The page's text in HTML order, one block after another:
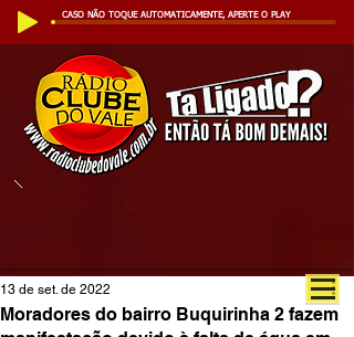
CASO NÃO TOQUE AUTOMATICAMENTE, APERTE O PLAY
Moradores do bairro Buquirinha 2 fazem
13 de set. de 2022